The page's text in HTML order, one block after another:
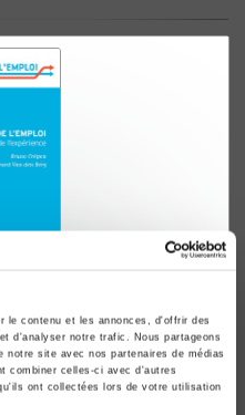
le contenu et les annonces, d'offrir des
d'analyser notre trafic. Nous partageons
site avec nos partenaires de médias
combiner celles-ci avec d'autres
ont collectées lors de votre utilisation